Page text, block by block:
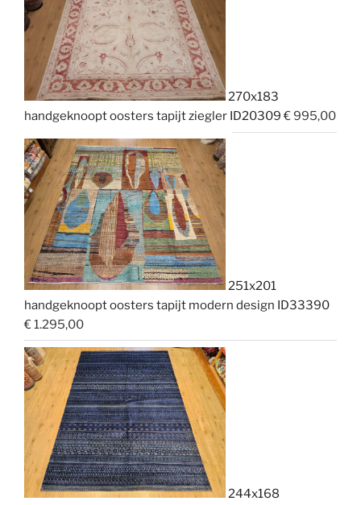
270x183
handgeknoopt oosters tapijt ziegler ID20309 €995,00
251x201
handgeknoopt oosters tapijt modern design ID33390
€1.295,00
244x168